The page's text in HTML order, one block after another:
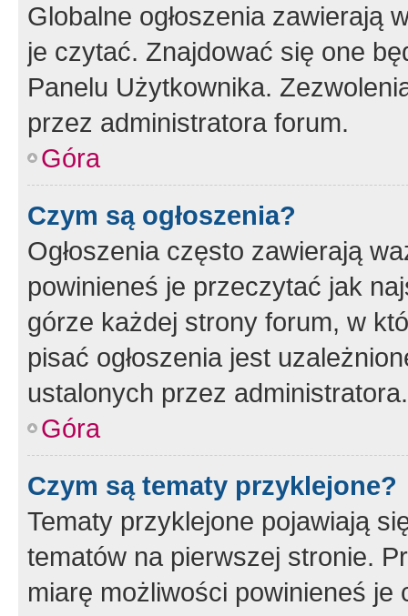
Globalne ogłoszenia zawierają
je czytać. Znajdować się one
Panelu Użytkownika.
przez administratora forum.
Góra
Czym są ogłoszenia?
Ogłoszenia często zawierają
powinieneś je przeczytać jak
górze każdej strony forum, w
pisać ogłoszenia jest
ustalonych przez administratora.
Góra
Czym są tematy przyklejone?
Tematy przyklejone pojawiają
tematów na pierwszej stronie.
miarę możliwości powinieneś je